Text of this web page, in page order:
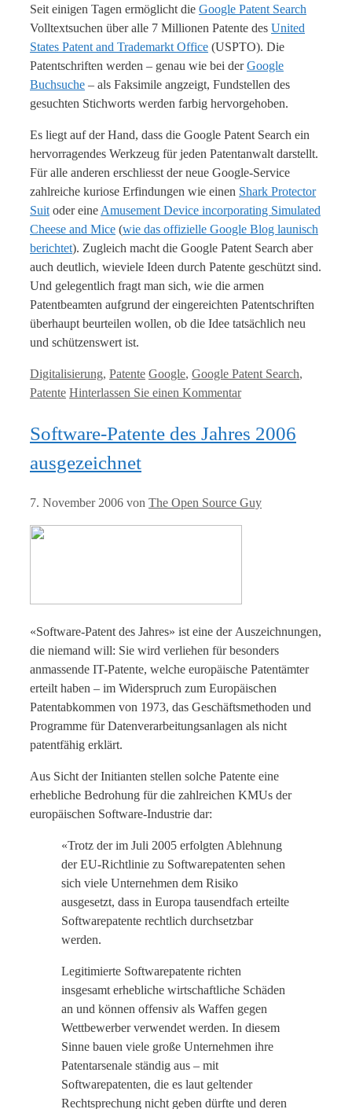
Seit einigen Tagen ermöglicht die Google Patent Search
Volltextsuchen über alle 7 Millionen Patente des United
States Patent and Trademarkt Office (USPTO). Die
Patentschriften werden – genau wie bei derGoogle
Buchsuche – als Faksimile angzeigt, Fundstellen des
gesuchten Stichworts werden farbig hervorgehoben.
Es liegt auf der Hand, dass die Google Patent Search ein
hervorragendes Werkzeug für jeden Patentanwalt darstellt.
Für alle anderen erschliesst der neue Google-Service
zahlreiche kuriose Erfindungen wie einen Shark Protector
Suit oder eine Amusement Device incorporating Simulated
Cheese and Mice (wie das offizielle Google Blog launisch
berichtet). Zugleich macht die Google Patent Search aber
auch deutlich, wieviele Ideen durch Patente geschützt sind.
Und gelegentlich fragt man sich, wie die armen
Patentbeamten aufgrund der eingereichten Patentschriften
überhaupt beurteilen wollen, ob die Idee tatsächlich neu
und schützenswert ist.
Kategorien
Digitalisierung, Patente Tags
Google, Google Patent Search,
Patente Hinterlassen Sie einen Kommentar
Software-Patente des Jahres 2006
ausgezeichnet
7. November 2006 von The Open Source Guy
«Software-Patent des Jahres» ist eine der Auszeichnungen,
die niemand will: Sie wird verliehen für besonders
anmassende IT-Patente, welche europäische Patentämter
erteilt haben – im Widerspruch zum Europäischen
Patentabkommen von 1973, das Geschäftsmethoden und
Programme für Datenverarbeitungsanlagen als nicht
patentfähig erklärt.
Aus Sicht der Initianten stellen solche Patente eine
erhebliche Bedrohung für die zahlreichen KMUs der
europäischen Software-Industrie dar:
«Trotz der im Juli 2005 erfolgten Ablehnung
der EU-Richtlinie zu Softwarepatenten sehen
sich viele Unternehmen dem Risiko
ausgesetzt, dass in Europa tausendfach erteilte
Softwarepatente rechtlich durchsetzbar
werden.
Legitimierte Softwarepatente richten
insgesamt erhebliche wirtschaftliche Schäden
an und können offensiv als Waffen gegen
Wettbewerber verwendet werden. In diesem
Sinne bauen viele große Unternehmen ihre
Patentarsenale ständig aus – mit
Softwarepatenten, die es laut geltender
Rechtsprechung nicht geben dürfte und deren